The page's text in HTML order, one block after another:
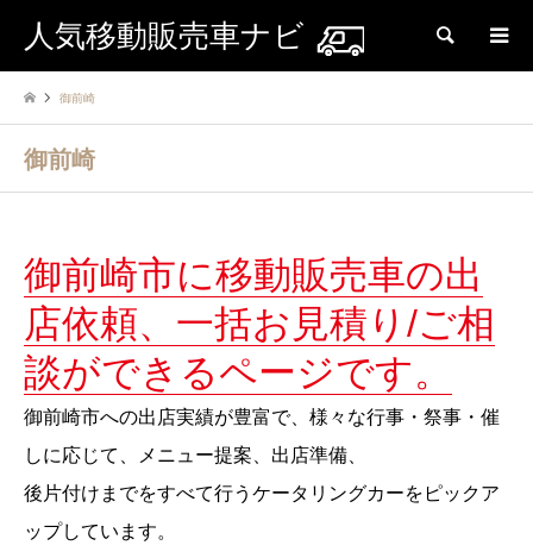
人気移動販売車ナビ 検索
御前崎
御前崎
御前崎市に移動販売車の出
店依頼、一括お見積り/ご相
談ができるページです。
御前崎市への出店実績が豊富で、様々な行事・祭事・催
しに応じて、メニュー提案、出店準備、
後片付けまでをすべて行うケータリングカーをピックア
ップしています。